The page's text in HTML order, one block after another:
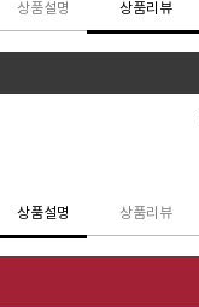
상품설명 상품리뷰
상품설명 상품리뷰